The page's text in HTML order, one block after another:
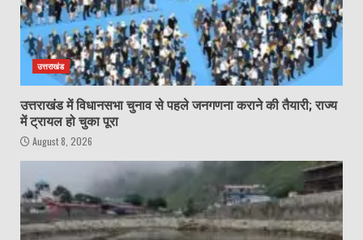
उत्तराखंड
उत्तराखंड में विधानसभा चुनाव से पहले जनगणना कराने की तैयारी; राज्य
में ट्रायल हो चुका पूरा
August 8, 2026